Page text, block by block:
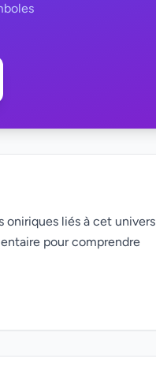
oniriques liés à cet univers
pour comprendre